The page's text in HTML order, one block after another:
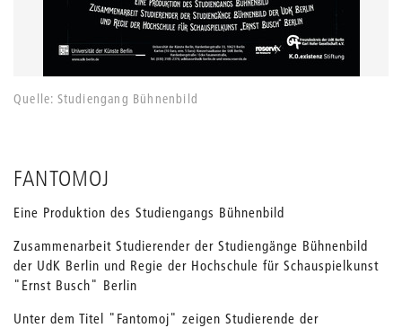
Quelle: Studiengang Bühnenbild
FANTOMOJ
Eine Produktion des Studiengangs Bühnenbild
Zusammenarbeit Studierender der Studiengänge Bühnenbild
der UdK Berlin und Regie der Hochschule für Schauspielkunst
"Ernst Busch" Berlin
Unter dem Titel "Fantomoj" zeigen Studierende der